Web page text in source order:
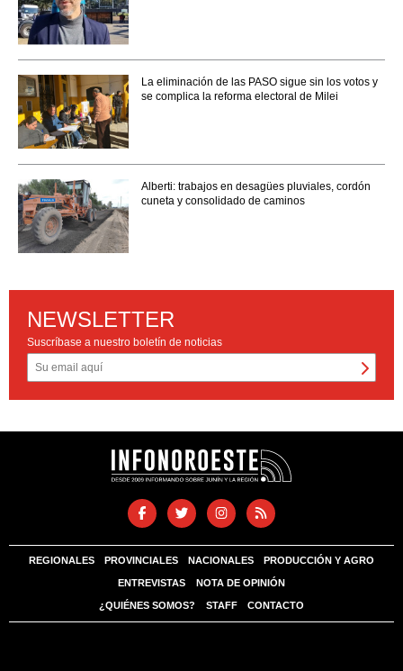
La eliminación de las PASO sigue sin los votos y
se complica la reforma electoral de Milei
Alberti: trabajos en desagües pluviales, cordón
cuneta y consolidado de caminos
NEWSLETTER
Suscríbase a nuestro boletín de noticias
REGIONALES PROVINCIALES NACIONALES PRODUCCIÓN Y AGRO
ENTREVISTAS NOTA DE OPINIÓN
¿QUIÉNES SOMOS? STAFF CONTACTO